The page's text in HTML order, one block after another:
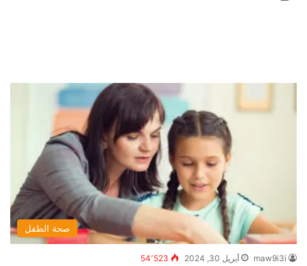
صحة الطفل
maw9i3i أبريل 30, 2024 54٬523